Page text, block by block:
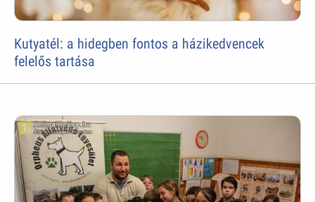
Kutyatél: a hidegben fontos a házikedvencek
felelős tartása